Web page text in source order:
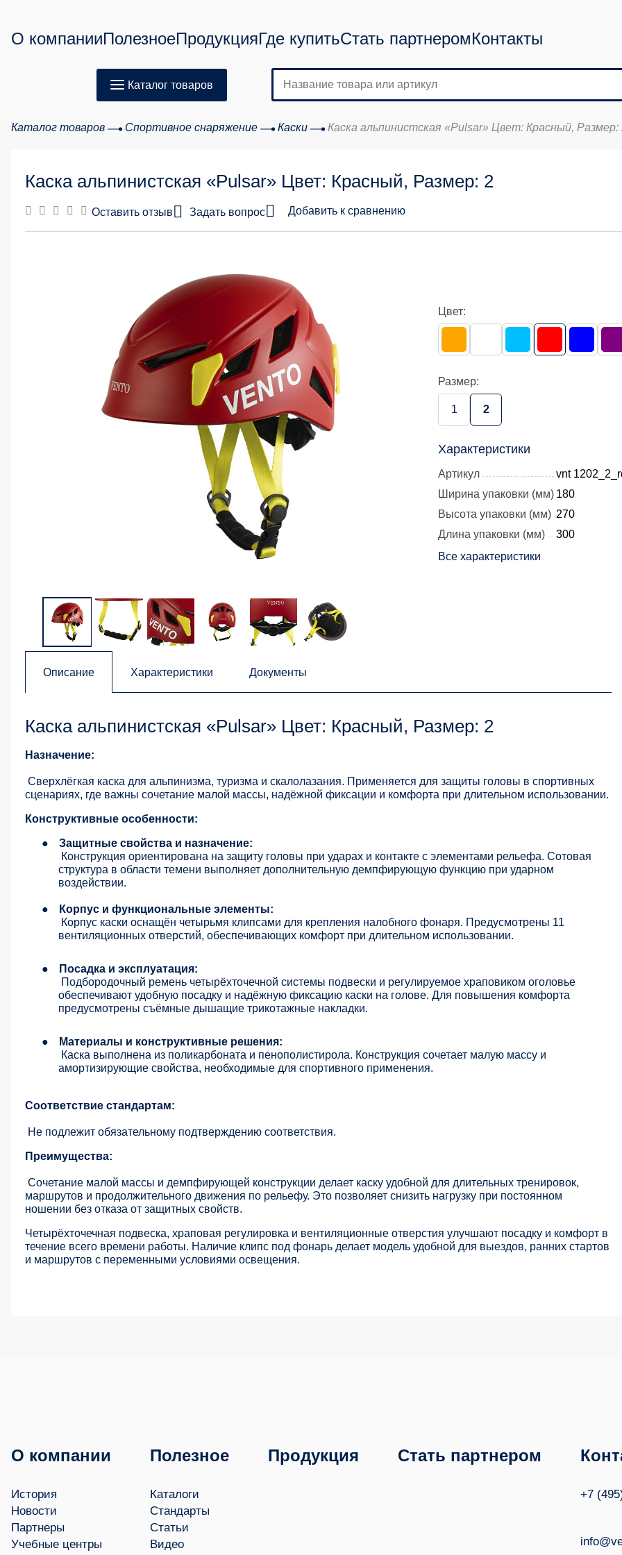
О компанииПолезноеПродукцияГде купитьСтать партнеромКонтакты
Каталог товаров
Каталог товаров Спортивное снаряжение Каски Каска альпинистская «Pulsar» Цвет: Красный, Размер:
Каска альпинистская «Pulsar» Цвет: Красный, Размер: 2
Оставить отзыв Задать вопрос Добавить к сравнению
Цвет:
Размер:
1 2
Характеристики
Артикул
vnt
Ширина упаковки (мм) 180
Высота упаковки (мм) 270
Длина упаковки (мм)
300
Все характеристики
Описание Характеристики Документы
Каска альпинистская «Pulsar» Цвет: Красный, Размер: 2
Назначение:
Сверхлёгкая каска для альпинизма, туризма и скалолазания. Применяется для защиты головы в спортивных
сценариях, где важны сочетание малой массы, надёжной фиксации и комфорта при длительном использовании.
Конструктивные особенности:
●
Защитные свойства и назначение:
Конструкция ориентирована на защиту головы при ударах и контакте с элементами рельефа. Сотовая
структура в области темени выполняет дополнительную демпфирующую функцию при ударном
воздействии.
●
Корпус и функциональные элементы:
Корпус каски оснащён четырьмя клипсами для крепления налобного фонаря. Предусмотрены 11
вентиляционных отверстий, обеспечивающих комфорт при длительном использовании.
●
Посадка и эксплуатация:
Подбородочный ремень четырёхточечной системы подвески и регулируемое храповиком оголовье
обеспечивают удобную посадку и надёжную фиксацию каски на голове. Для повышения комфорта
предусмотрены съёмные дышащие трикотажные накладки.
●
Материалы и конструктивные решения:
Каска выполнена из поликарбоната и пенополистирола. Конструкция сочетает малую массу и
амортизирующие свойства, необходимые для спортивного применения.
Соответствие стандартам:
Не подлежит обязательному подтверждению соответствия.
Преимущества:
Сочетание малой массы и демпфирующей конструкции делает каску удобной для длительных тренировок,
маршрутов и продолжительного движения по рельефу. Это позволяет снизить нагрузку при постоянном
ношении без отказа от защитных свойств.
Четырёхточечная подвеска, храповая регулировка и вентиляционные отверстия улучшают посадку и комфорт в
течение всего времени работы. Наличие клипс под фонарь делает модель удобной для выездов, ранних стартов
и маршрутов с переменными условиями освещения.
О компании
История
Новости
Партнеры
Учебные центры
Полезное
Каталоги
Стандарты
Статьи
Видео
Продукция Стать партнером
+7